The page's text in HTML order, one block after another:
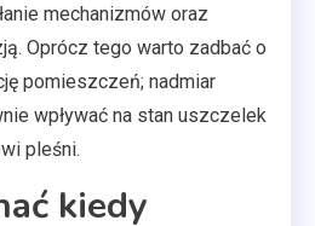
mechanizmów oraz
Oprócz tego warto zadbać o
pomieszczeń; nadmiar
wpływać na stan uszczelek
pleśni.
kiedy